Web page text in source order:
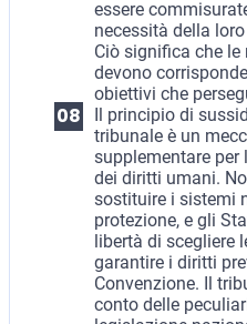
essere
necessità della
Ciò significa che le
devono
obiettivi che
Il principio di
tribunale è un
supplementare per
dei diritti umani.
sostituire i sistemi
protezione, e gli
libertà di scegliere
garantire i diritti
Convenzione. Il
conto delle